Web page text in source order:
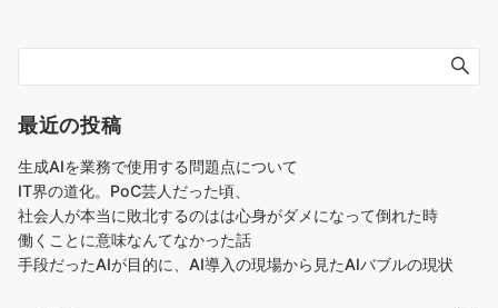
最近の投稿
生成AIを業務で使用する問題点について
IT界の道化。PoC芸人だった頃、
社会人が本当に敗北するのはは心身がダメになって倒れた時
働くことに意味なんてなかった話
手段だったAIが目的に、AI導入の現場から見たAIバブルの現状